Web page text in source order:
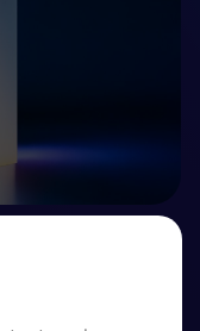
Ils